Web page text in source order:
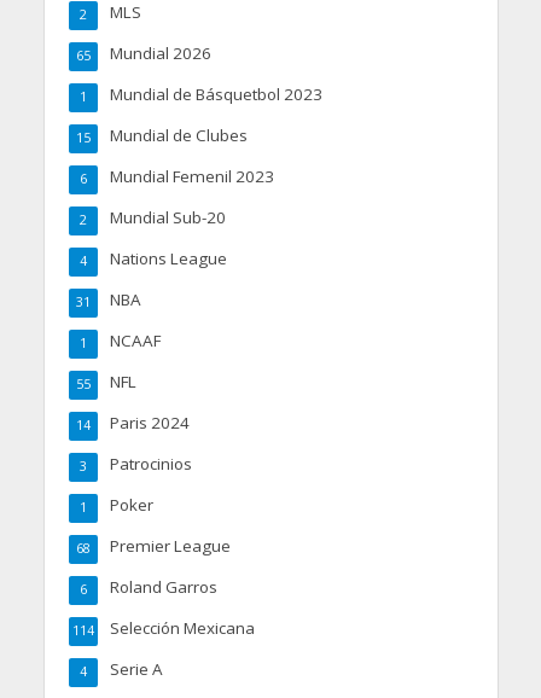
MLS
2
Mundial 2026
65
Mundial de Básquetbol 2023
1
Mundial de Clubes
15
Mundial Femenil 2023
6
Mundial Sub-20
2
Nations League
4
NBA
31
NCAAF
1
NFL
55
Paris 2024
14
Patrocinios
3
Poker
1
Premier League
68
Roland Garros
6
Selección Mexicana
114
Serie A
4